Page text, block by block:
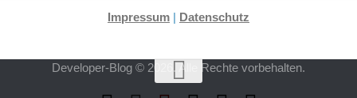
Impressum | Datenschutz
Developer-Blog © 2026. Alle Rechte vorbehalten.